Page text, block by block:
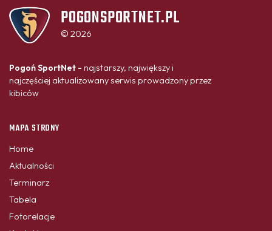
POGONSPORTNET.PL
© 2026
Pogoń SportNet - najstarszy, największy i
najczęściej aktualizowany serwis prowadzony przez
kibiców
MAPA STRONY
Home
Aktualności
Terminarz
Tabela
Fotorelacje